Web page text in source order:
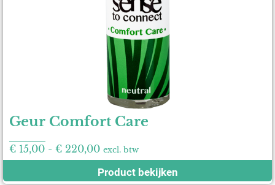
Geur Comfort Care
€ 15,00 - € 220,00 excl. btw
Product bekijken